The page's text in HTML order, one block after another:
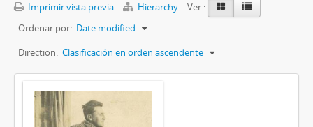
Imprimir vista previa Hierarchy
Ver :
Ordenar por: Date modified
Direction: Clasificación en orden ascendente